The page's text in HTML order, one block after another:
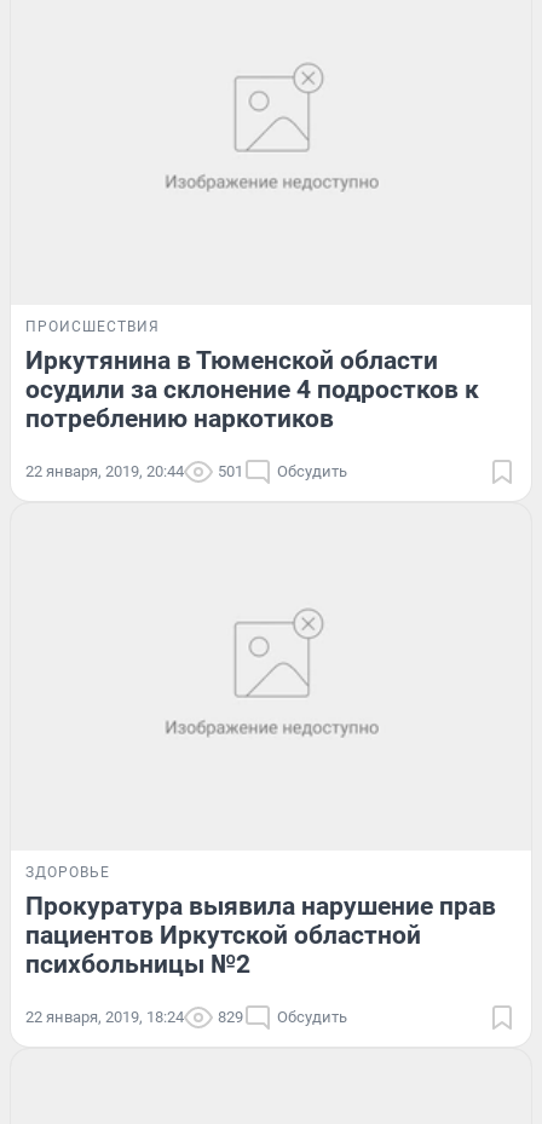
ПРОИСШЕСТВИЯ
Иркутянина в Тюменской области
осудили за склонение 4 подростков к
потреблению наркотиков
22 января, 2019, 20:44 501 Обсудить
ЗДОРОВЬЕ
Прокуратура выявила нарушение прав
пациентов Иркутской областной
психбольницы №2
22 января, 2019, 18:24 829 Обсудить